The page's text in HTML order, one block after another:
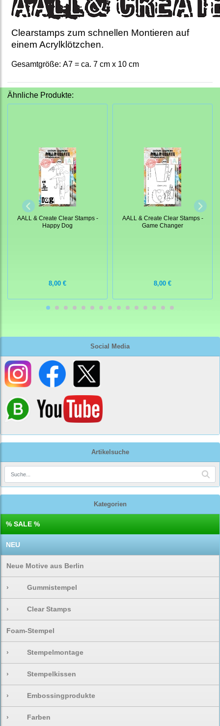
Social Media
Artikelsuche
Kategorien
% SALE %
NEU
Neue Motive aus Berlin
› Gummistempel
› Clear Stamps
Foam-Stempel
› Stempelmontage
› Stempelkissen
› Embossingprodukte
› Farben
Clearstamps zum schnellen Montieren auf
einem Acrylklötzchen.
Gesamtgröße: A7 = ca. 7 cm x 10 cm
Ähnliche Produkte:
AALL & Create Clear Stamps -
Happy Dog
8,00 €
AALL & Create Clear Stamps -
Game Changer
8,00 €